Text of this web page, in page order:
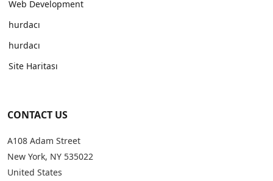
Web Development
hurdacı
hurdacı
Site Haritası
CONTACT US
A108 Adam Street
New York, NY 535022
United States